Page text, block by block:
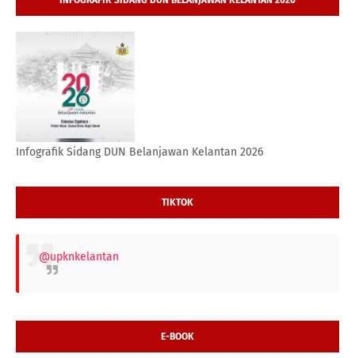
Infografik Sidang DUN Belanjawan Kelantan 2026
TIKTOK
@upknkelantan
E-BOOK